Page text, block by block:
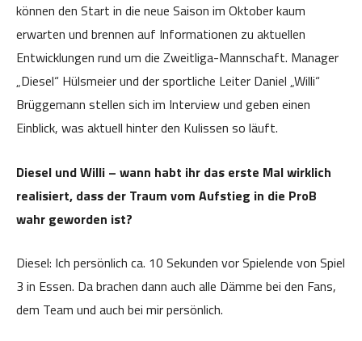
können den Start in die neue Saison im Oktober kaum
erwarten und brennen auf Informationen zu aktuellen
Entwicklungen rund um die Zweitliga-Mannschaft. Manager
„Diesel“ Hülsmeier und der sportliche Leiter Daniel „Willi“
Brüggemann stellen sich im Interview und geben einen
Einblick, was aktuell hinter den Kulissen so läuft.
Diesel und Willi – wann habt ihr das erste Mal wirklich
realisiert, dass der Traum vom Aufstieg in die ProB
wahr geworden ist?
Diesel: Ich persönlich ca. 10 Sekunden vor Spielende von Spiel
3 in Essen. Da brachen dann auch alle Dämme bei den Fans,
dem Team und auch bei mir persönlich.